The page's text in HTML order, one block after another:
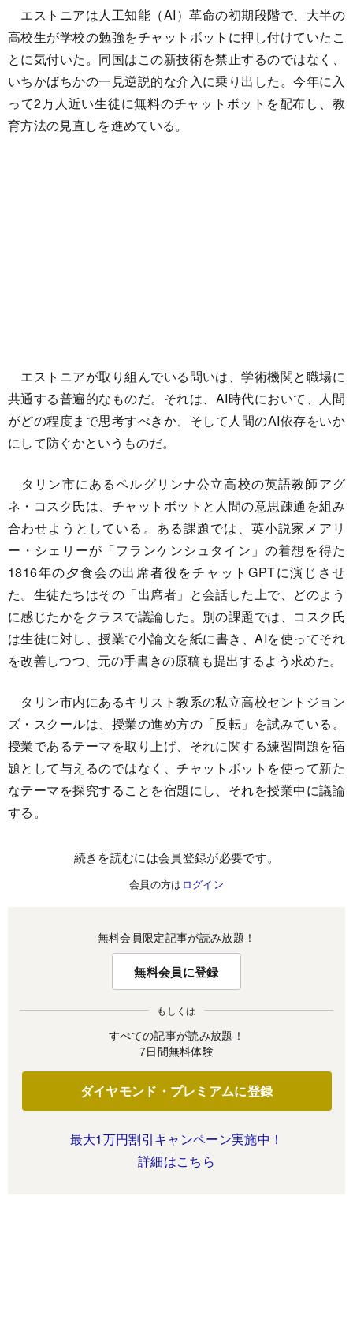
エストニアは人工知能（AI）革命の初期段階で、大半の
高校生が学校の勉強をチャットボットに押し付けていたこ
とに気付いた。同国はこの新技術を禁止するのではなく、
いちかばちかの一見逆説的な介入に乗り出した。今年に入
って2万人近い生徒に無料のチャットボットを配布し、教
育方法の見直しを進めている。
エストニアが取り組んでいる問いは、学術機関と職場に
共通する普遍的なものだ。それは、AI時代において、人間
がどの程度まで思考すべきか、そして人間のAI依存をいか
にして防ぐかというものだ。
タリン市にあるペルグリンナ公立高校の英語教師アグ
ネ・コスク氏は、チャットボットと人間の意思疎通を組み
合わせようとしている。ある課題では、英小説家メアリ
ー・シェリーが「フランケンシュタイン」の着想を得た
1816年の夕食会の出席者役をチャットGPTに演じさせ
た。生徒たちはその「出席者」と会話した上で、どのよう
に感じたかをクラスで議論した。別の課題では、コスク氏
は生徒に対し、授業で小論文を紙に書き、AIを使ってそれ
を改善しつつ、元の手書きの原稿も提出するよう求めた。
タリン市内にあるキリスト教系の私立高校セントジョン
ズ・スクールは、授業の進め方の「反転」を試みている。
授業であるテーマを取り上げ、それに関する練習問題を宿
題として与えるのではなく、チャットボットを使って新た
なテーマを探究することを宿題にし、それを授業中に議論
する。
続きを読むには会員登録が必要です。
会員の方は ログイン
無料会員限定記事が読み放題！
無料会員に登録
もしくは
すべての記事が読み放題！
7日間無料体験
ダイヤモンド・プレミアムに登録
最大1万円割引キャンペーン実施中！
詳細はこちら